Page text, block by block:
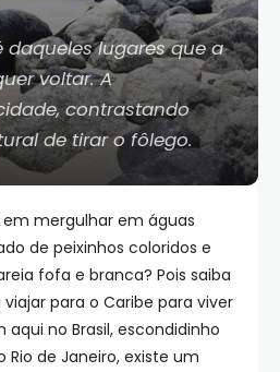
daqueles lugares que a
voltar. A
contrastando
de tirar o fôlego.
mergulhar em águas
de peixinhos coloridos e
fofa e branca? Pois saiba
para o Caribe para viver
aqui no Brasil, escondidinho
de Janeiro, existe um